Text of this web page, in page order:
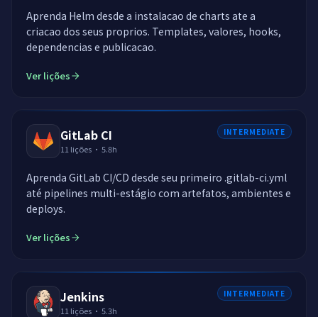
Aprenda Helm desde a instalacao de charts ate a
criacao dos seus proprios. Templates, valores, hooks,
dependencias e publicacao.
Ver lições
GitLab CI
11 lições · 5.8h
INTERMEDIATE
Aprenda GitLab CI/CD desde seu primeiro .gitlab-ci.yml
até pipelines multi-estágio com artefatos, ambientes e
deploys.
Ver lições
Jenkins
11 lições · 5.3h
INTERMEDIATE